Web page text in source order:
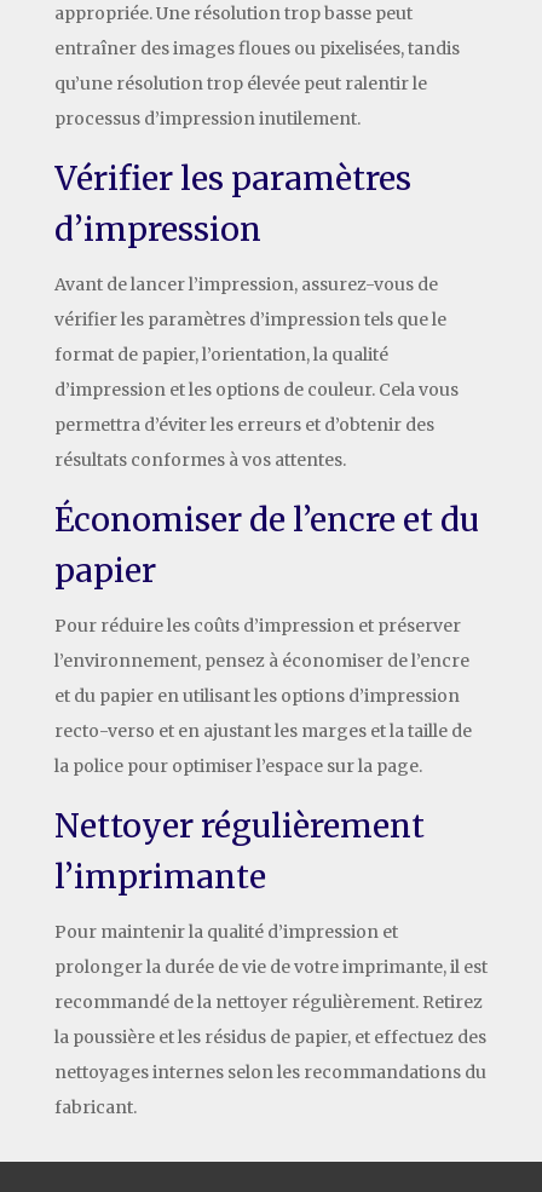
appropriée. Une résolution trop basse peut
entraîner des images floues ou pixelisées, tandis
qu’une résolution trop élevée peut ralentir le
processus d’impression inutilement.
Vérifier les paramètres
d’impression
Avant de lancer l’impression, assurez-vous de
vérifier les paramètres d’impression tels que le
format de papier, l’orientation, la qualité
d’impression et les options de couleur. Cela vous
permettra d’éviter les erreurs et d’obtenir des
résultats conformes à vos attentes.
Économiser de l’encre et du
papier
Pour réduire les coûts d’impression et préserver
l’environnement, pensez à économiser de l’encre
et du papier en utilisant les options d’impression
recto-verso et en ajustant les marges et la taille de
la police pour optimiser l’espace sur la page.
Nettoyer régulièrement
l’imprimante
Pour maintenir la qualité d’impression et
prolonger la durée de vie de votre imprimante, il est
recommandé de la nettoyer régulièrement. Retirez
la poussière et les résidus de papier, et effectuez des
nettoyages internes selon les recommandations du
fabricant.